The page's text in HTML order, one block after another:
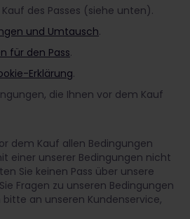
des Passes (siehe unten).
und Umtausch.
für den Pass.
Erklärung.
die Ihnen vor dem Kauf
dem Kauf allen Bedingungen
einer unserer Bedingungen nicht
Sie keinen Pass über unsere
Fragen zu unseren Bedingungen
bitte an unseren Kundenservice,